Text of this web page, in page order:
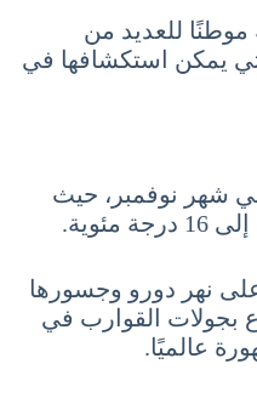
موطنًا للعديد من
يمكن استكشافها في
شهر نوفمبر، حيث
على نهر دورو وجسورها
بجولات القوارب في
عالميًا.